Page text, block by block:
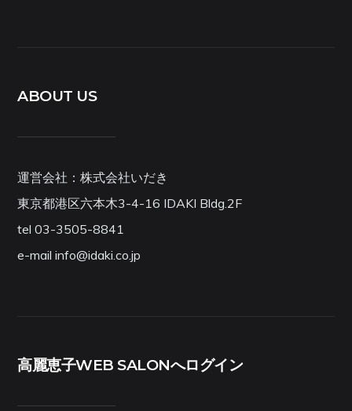
ABOUT US
運営会社：株式会社いだき
東京都港区六本木3-4-16 IDAKI Bldg.2F
tel 03-3505-8841
e-mail info@idaki.co.jp
高麗恵子WEB SALONへログイン